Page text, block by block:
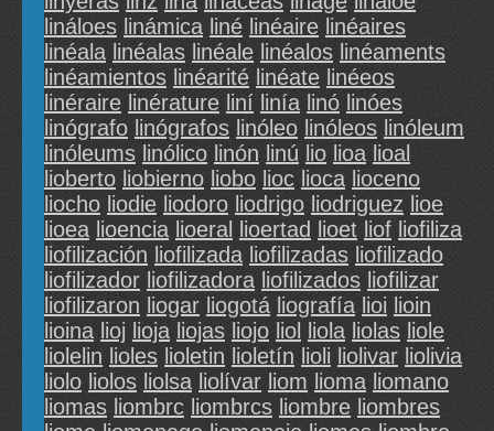
lináloes linámica liné linéaire linéaires
linéala linéalas linéale linéalos linéaments
linéamientos linéarité linéate linéeos
linéraire linérature liní linía linó linóes
linógrafo linógrafos linóleo linóleos linóleum
linóleums linólico linón linú lio lioa lioal
lioberto liobierno liobo lioc lioca lioceno
liocho liodie liodoro liodrigo liodriguez lioe
lioea lioencia lioeral lioertad lioet liof liofiliza
liofilización liofilizada liofilizadas liofilizado
liofilizador liofilizadora liofilizados liofilizar
liofilizaron liogar liogotá liografía lioi lioin
lioina lioj lioja liojas liojo liol liola liolas liole
liolelin lioles lioletin lioletín lioli liolivar liolivia
liolo liolos liolsa liolívar liom lioma liomano
liomas liombrc liombrcs liombre liombres